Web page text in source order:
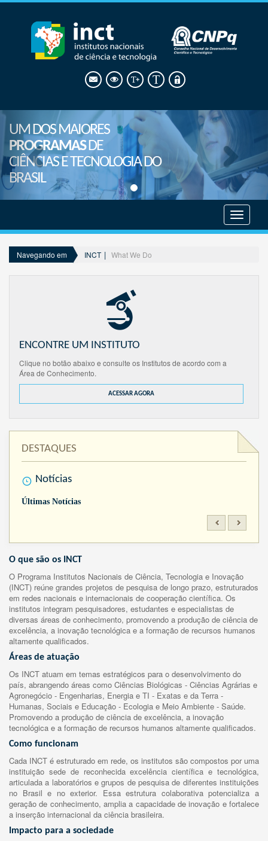
UM DOS MAIORES
PROGRAMASDE
CIÊNCIAS E TECNOLOGIA DO
BRASIL
menu
Navegando em INCT What We Do
ENCONTRE UM INSTITUTO
Clique no botão abaixo e consulte os Institutos de acordo com a
Área de Conhecimento.
ACESSAR AGORA
DESTAQUES
Notícias
Últimas Notícias
O que são os INCT
O Programa Institutos Nacionais de Ciência, Tecnologia e Inovação
(INCT) reúne grandes projetos de pesquisa de longo prazo, estruturados
em redes nacionais e internacionais de cooperação científica. Os
institutos integram pesquisadores, estudantes e especialistas de
diversas áreas de conhecimento, promovendo a produção de ciência de
excelência, a inovação tecnológica e a formação de recursos humanos
altamente qualificados.
Áreas de atuação
Os INCT atuam em temas estratégicos para o desenvolvimento do
país, abrangendo áreas como Ciências Biológicas - Ciências Agrárias e
Agronegócio - Engenharias, Energia e TI - Exatas e da Terra -
Humanas, Sociais e Educação - Ecologia e Meio Ambiente - Saúde.
Promovendo a produção de ciência de excelência, a inovação
tecnológica e a formação de recursos humanos altamente qualificados.
Como funcionam
Cada INCT é estruturado em rede, os institutos são compostos por uma
instituição sede de reconhecida excelência científica e tecnológica,
articulada a laboratórios e grupos de pesquisa de diferentes instituições
no Brasil e no exterior. Essa estrutura colaborativa potencializa a
geração de conhecimento, amplia a capacidade de inovação e fortalece
a inserção internacional da ciência brasileira.
Impacto para a sociedade